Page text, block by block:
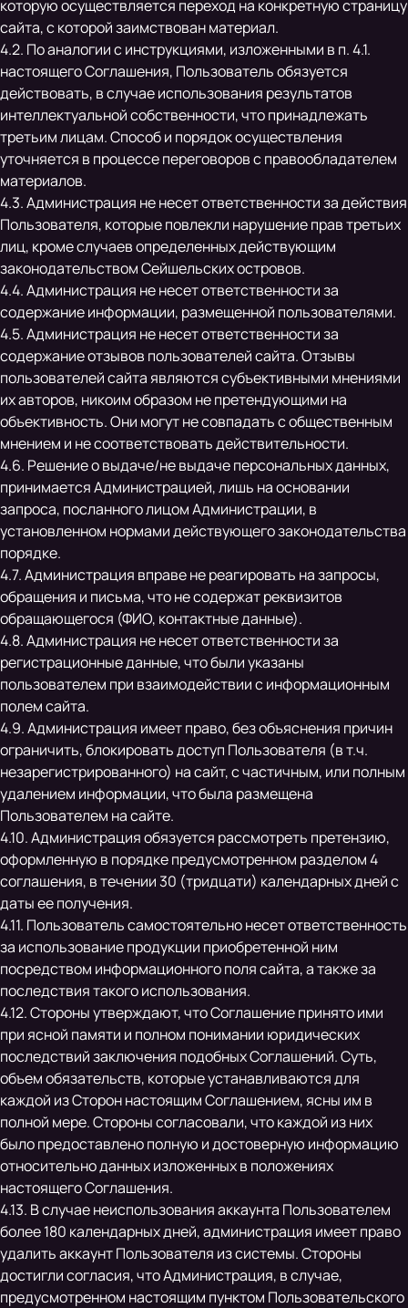
которую осуществляется переход на конкретную страницу
сайта, с которой заимствован материал.
4.2. По аналогии с инструкциями, изложенными в п. 4.1.
настоящего Соглашения, Пользователь обязуется
действовать, в случае использования результатов
интеллектуальной собственности, что принадлежать
третьим лицам. Способ и порядок осуществления
уточняется в процессе переговоров с правообладателем
материалов.
4.3. Администрация не несет ответственности за действия
Пользователя, которые повлекли нарушение прав третьих
лиц, кроме случаев определенных действующим
законодательством Сейшельских островов.
4.4. Администрация не несет ответственности за
содержание информации, размещенной пользователями.
4.5. Администрация не несет ответственности за
содержание отзывов пользователей сайта. Отзывы
пользователей сайта являются субъективными мнениями
их авторов, никоим образом не претендующими на
объективность. Они могут не совпадать с общественным
мнением и не соответствовать действительности.
4.6. Решение о выдаче/не выдаче персональных данных,
принимается Администрацией, лишь на основании
запроса, посланного лицом Администрации, в
установленном нормами действующего законодательства
порядке.
4.7. Администрация вправе не реагировать на запросы,
обращения и письма, что не содержат реквизитов
обращающегося (ФИО, контактные данные).
4.8. Администрация не несет ответственности за
регистрационные данные, что были указаны
пользователем при взаимодействии с информационным
полем сайта.
4.9. Администрация имеет право, без объяснения причин
ограничить, блокировать доступ Пользователя (в т.ч.
незарегистрированного) на сайт, с частичным, или полным
удалением информации, что была размещена
Пользователем на сайте.
4.10. Администрация обязуется рассмотреть претензию,
оформленную в порядке предусмотренном разделом 4
соглашения, в течении 30 (тридцати) календарных дней с
даты ее получения.
4.11. Пользователь самостоятельно несет ответственность
за использование продукции приобретенной ним
посредством информационного поля сайта, а также за
последствия такого использования.
4.12. Стороны утверждают, что Соглашение принято ими
при ясной памяти и полном понимании юридических
последствий заключения подобных Соглашений. Суть,
объем обязательств, которые устанавливаются для
каждой из Сторон настоящим Соглашением, ясны им в
полной мере. Стороны согласовали, что каждой из них
было предоставлено полную и достоверную информацию
относительно данных изложенных в положениях
настоящего Соглашения.
4.13. В случае неиспользования аккаунта Пользователем
более 180 календарных дней, администрация имеет право
удалить аккаунт Пользователя из системы. Стороны
достигли согласия, что Администрация, в случае,
предусмотренном настоящим пунктом Пользовательского